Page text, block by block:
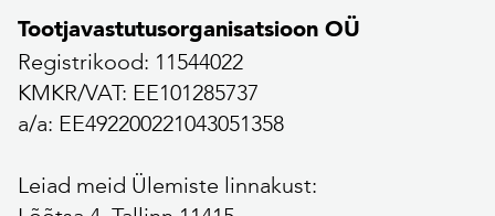
Tootjavastutusorganisatsioon OÜ
Registrikood: 11544022
KMKR/VAT: EE101285737
a/a: EE492200221043051358
Leiad meid Ülemiste linnakust: